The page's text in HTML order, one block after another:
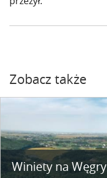
Zobacz także
Winiety na